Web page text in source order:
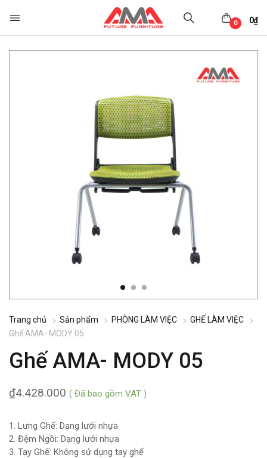
0₫
0
Trang chủ Sản phẩm PHÒNG LÀM VIỆC
GHẾ LÀM VIỆC
Ghế AMA- MODY 05
Ghế AMA- MODY 05
4.428.000
₫ ( Đã bao gồm VAT )
1. Lưng Ghế: Dạng lưới nhựa
2. Đệm Ngồi: Dạng lưới nhựa
3. Tay Ghế: Không sử dụng tay ghế